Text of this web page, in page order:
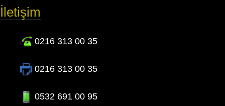
İletişim
0216 313 00 35
0216 313 00 35
0532 691 00 95